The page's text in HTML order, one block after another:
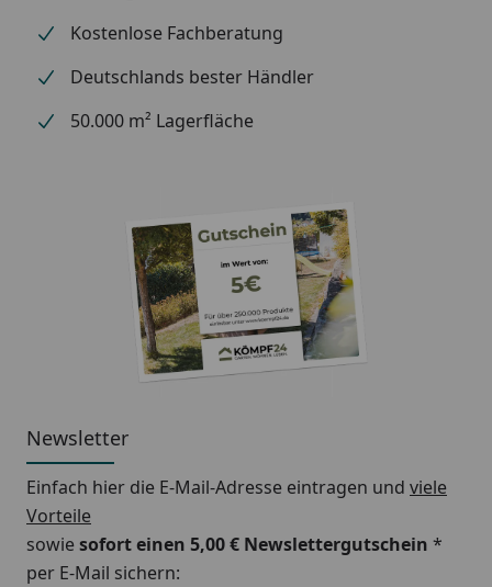
Kostenlose Fachberatung
Deutschlands bester Händler
50.000 m² Lagerfläche
Newsletter
Einfach hier die E-Mail-Adresse eintragen und viele
Vorteile
sowiesofort einen 5,00 € Newslettergutschein *
per E-Mail sichern: